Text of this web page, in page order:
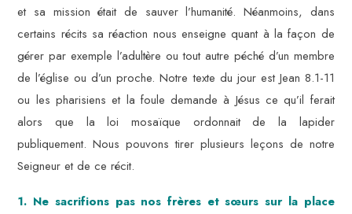
et sa mission était de sauver l’humanité. Néanmoins, dans
certains récits sa réaction nous enseigne quant à la façon de
gérer par exemple l’adultère ou tout autre péché d’un membre
de l’église ou d’un proche. Notre texte du jour est Jean 8.1-11
ou les pharisiens et la foule demande à Jésus ce qu’il ferait
alors que la loi mosaïque ordonnait de la lapider
publiquement. Nous pouvons tirer plusieurs leçons de notre
Seigneur et de ce récit.
1. Ne sacrifions pas nos frères et sœurs sur la place